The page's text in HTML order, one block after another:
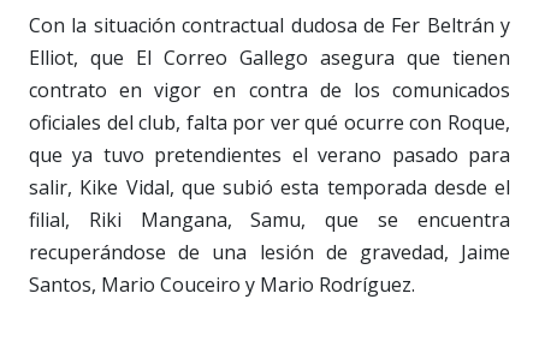
Con la situación contractual dudosa de Fer Beltrán y
Elliot, que El Correo Gallego asegura que tienen
contrato en vigor en contra de los comunicados
oficiales del club, falta por ver qué ocurre con Roque,
que ya tuvo pretendientes el verano pasado para
salir, Kike Vidal, que subió esta temporada desde el
filial, Riki Mangana, Samu, que se encuentra
recuperándose de una lesión de gravedad, Jaime
Santos, Mario Couceiro y Mario Rodríguez.